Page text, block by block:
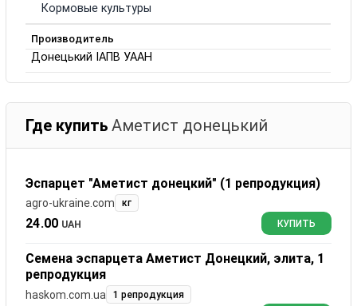
Кормовые культуры
Производитель
Донецький ІАПВ УААН
Где купить Аметист донецький
Эспарцет "Аметист донецкий" (1 репродукция)
agro-ukraine.com кг
24.00 UAH КУПИТЬ
Семена эспарцета Аметист Донецкий, элита, 1
репродукция
haskom.com.ua 1 репродукция